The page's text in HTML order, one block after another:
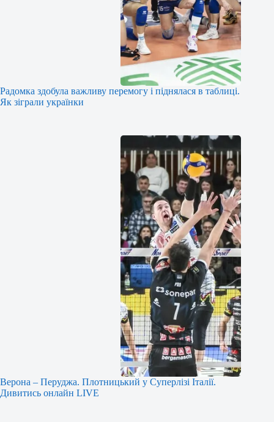
Радомка здобула важливу перемогу і піднялася в таблиці.
Як зіграли українки
Верона – Перуджа. Плотницький у Суперлізі Італії.
Дивитись онлайн LIVE